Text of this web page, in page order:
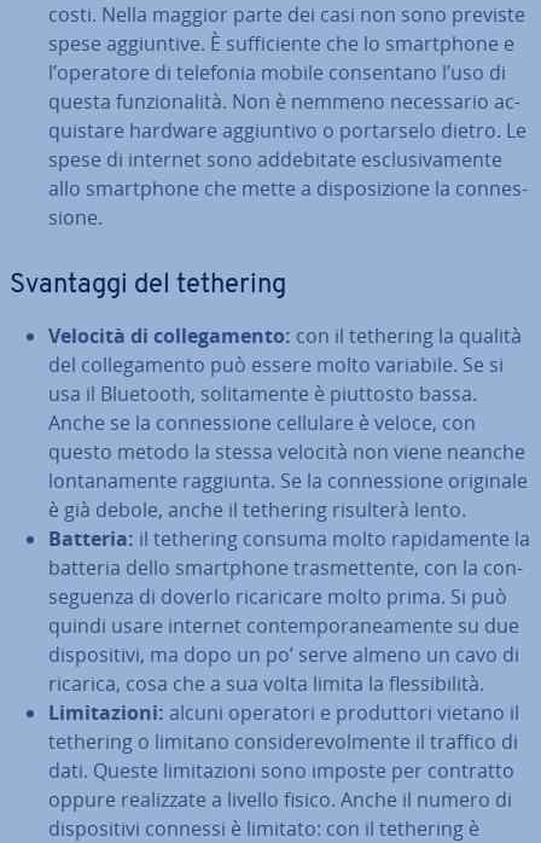
costi. Nella maggior parte dei casi non sono previste
spese ag­giun­ti­ve. È suf­fi­cien­te che lo smart­pho­ne e
l’operatore di telefonia mobile con­sen­ta­no l’uso di
questa fun­zio­na­li­tà. Non è nemmeno ne­ces­sa­rio ac­
qui­sta­re hardware ag­giun­ti­vo o por­tar­se­lo dietro. Le
spese di internet sono ad­de­bi­ta­te esclu­si­va­men­te
allo smart­pho­ne che mette a di­spo­si­zio­ne la con­nes­
sio­ne.
Svantaggi del tethering
Velocità di col­le­ga­men­to: con il tethering la qualità
del col­le­ga­men­to può essere molto variabile. Se si
usa il Bluetooth, so­li­ta­men­te è piuttosto bassa.
Anche se la con­nes­sio­ne cellulare è veloce, con
questo metodo la stessa velocità non viene neanche
lon­ta­na­men­te raggiunta. Se la con­nes­sio­ne originale
è già debole, anche il tethering risulterà lento.
Batteria: il tethering consuma molto ra­pi­da­men­te la
batteria dello smart­pho­ne tra­smet­ten­te, con la con­
se­guen­za di doverlo ri­ca­ri­ca­re molto prima. Si può
quindi usare internet con­tem­po­ra­nea­men­te su due
di­spo­si­ti­vi, ma dopo un po’ serve almeno un cavo di
ricarica, cosa che a sua volta limita la fles­si­bi­li­tà.
Li­mi­ta­zio­ni: alcuni operatori e pro­dut­to­ri vietano il
tethering o limitano con­si­de­re­vol­men­te il traffico di
dati. Queste li­mi­ta­zio­ni sono imposte per contratto
oppure rea­liz­za­te a livello fisico. Anche il numero di
di­spo­si­ti­vi connessi è limitato: con il tethering è